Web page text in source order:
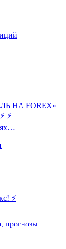
НА FOREX»
⚡
⚡
прогнозы